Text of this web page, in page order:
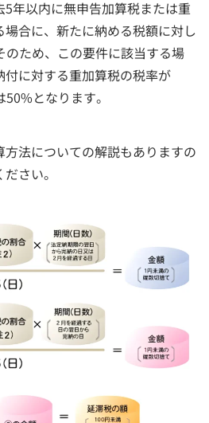
年以内に無申告加算税または重
合に、新たに納める税額に対し
ため、この要件に該当する場
に対する重加算税の税率が
となります。
法についての解説もありますの
さい。